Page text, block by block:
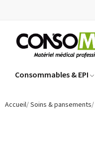
Consommables & EPI
Accueil Soins & pansements